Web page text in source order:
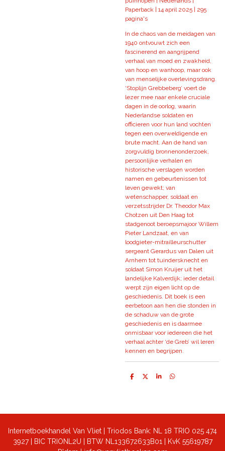
Paperback | 14 april 2025 | 295
pagina's
In de chaos van de meidagen van
1940 ontvouwt zich een
fascinerend en aangrijpend
verhaal van moed en zwakheid,
van hoop en wanhoop, maar ook
van menselijke overlevingsdrang.
‘Stoplijn Grebbeberg’ voert de
lezer mee naar enkele cruciale
dagen in de oorlog, waarin
Nederlandse soldaten en
officieren voor hun land vochten
tegen een overweldigende en
brute macht. Aan de hand van
zorgvuldig bronnenonderzoek,
persoonlijke verhalen en
historische verslagen worden
namen en gebeurtenissen tot
leven gewekt; van
wetenschapper, soldaat en
verzetsstrijder Dr. Theodor Max
Chotzen uit Den Haag tot
stadgenoot beroepsmajoor Willem
Pieter Landzaat, en van
loodgieter-mitrailleurschutter
sergeant Gerardus van Dalen uit
Arnhem tot tuindersknecht en
soldaat Simon Kruijer uit het
landelijke Kalverdijk; ieder detail
werpt zijn eigen licht op de
geschiedenis. Dit boek is een
eerbetoon aan hen die stonden in
de schaduw van de grote
geschiedenis en is daarmee
onmisbaar voor iedereen die het
verhaal achter ‘de Greb’ wil leren
kennen en begrijpen.
D
D
S
D
Internetboekhandel Van Vliet | Triodos Bank: NL 18 TRIO 025 474
3927 | BIC TRIONL2U | BTW NL133672633B01 | KvK 55619787